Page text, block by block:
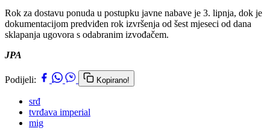
Rok za dostavu ponuda u postupku javne nabave je 3. lipnja, dok je
dokumentacijom predviđen rok izvršenja od šest mjeseci od dana
sklapanja ugovora s odabranim izvođačem.
JPA
Podijeli: Kopirano!
srđ
tvrđava imperial
mig